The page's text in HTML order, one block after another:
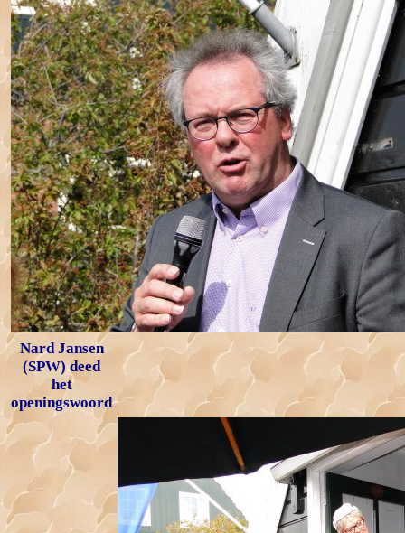
Nard Jansen
(SPW) deed
het
openingswoord